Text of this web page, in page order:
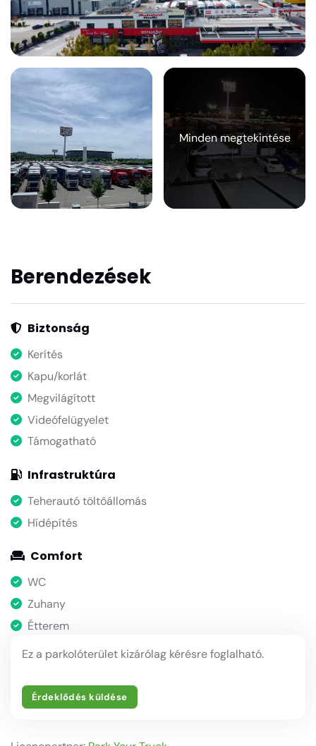
Berendezések
Biztonság
Kerítés
Kapu/korlát
Megvilágított
Videófelügyelet
Támogatható
Infrastruktúra
Teherautó töltőállomás
Hídépítés
Comfort
WC
Zuhany
Étterem
Ez a parkolóterület kizárólag kérésre foglalható.
Érdeklődés küldése